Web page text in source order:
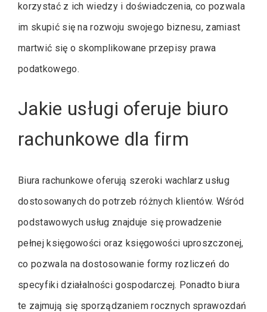
korzystać z ich wiedzy i doświadczenia, co pozwala
im skupić się na rozwoju swojego biznesu, zamiast
martwić się o skomplikowane przepisy prawa
podatkowego.
Jakie usługi oferuje biuro
rachunkowe dla firm
Biura rachunkowe oferują szeroki wachlarz usług
dostosowanych do potrzeb różnych klientów. Wśród
podstawowych usług znajduje się prowadzenie
pełnej księgowości oraz księgowości uproszczonej,
co pozwala na dostosowanie formy rozliczeń do
specyfiki działalności gospodarczej. Ponadto biura
te zajmują się sporządzaniem rocznych sprawozdań